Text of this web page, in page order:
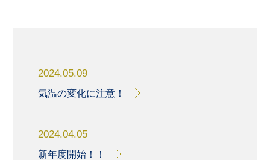
2024.05.09
気温の変化に注意！
2024.04.05
新年度開始！！